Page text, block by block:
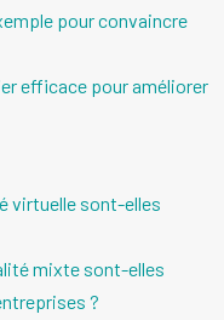
pour convaincre
efficace pour améliorer
virtuelle sont-elles
mixte sont-elles
?